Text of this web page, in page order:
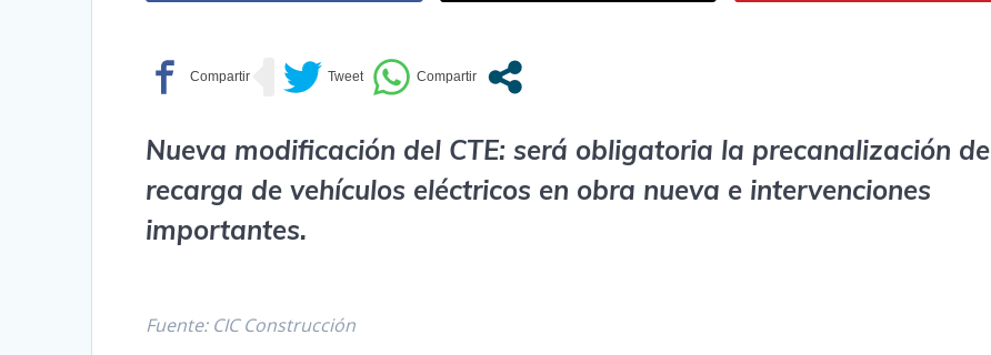
Nueva modificación del CTE: será obligatoria la precanalización de
recarga de vehículos eléctricos en obra nueva e intervenciones
importantes.
Fuente: CIC Construcción